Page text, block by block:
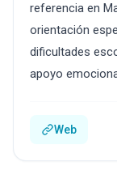
referencia en
orientación
dificultades
apoyo
Web